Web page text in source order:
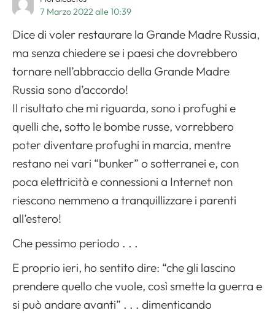
7 Marzo 2022 alle 10:39
Dice di voler restaurare la Grande Madre Russia,
ma senza chiedere se i paesi che dovrebbero
tornare nell’abbraccio della Grande Madre
Russia sono d’accordo!
Il risultato che mi riguarda, sono i profughi e
quelli che, sotto le bombe russe, vorrebbero
poter diventare profughi in marcia, mentre
restano nei vari “bunker” o sotterranei e, con
poca elettricità e connessioni a Internet non
riescono nemmeno a tranquillizzare i parenti
all’estero!
Che pessimo periodo . . .
E proprio ieri, ho sentito dire: “che gli lascino
prendere quello che vuole, così smette la guerra e
si può andare avanti” . . . dimenticando